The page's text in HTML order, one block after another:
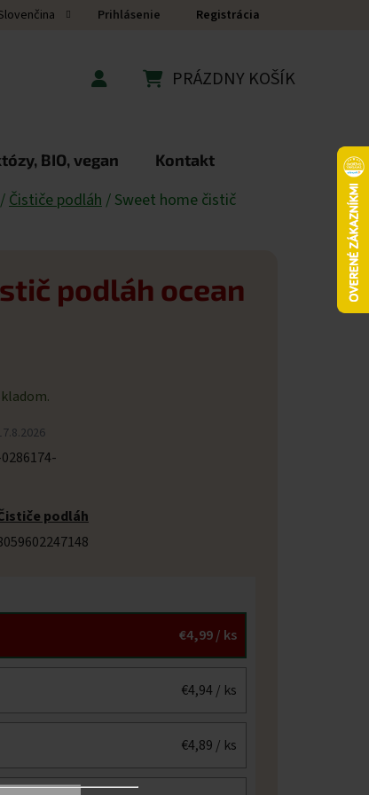
Prihlásenie Registrácia
PRÁZDNY KOŠÍK
BIO, vegan Kontakt
/ Čističe podláh / Sweet home čistič
podláh ocean
podláh
€4,99/ ks
€4,94/ ks
€4,89 / ks